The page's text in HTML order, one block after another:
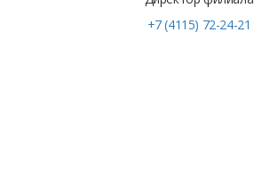
+7 (4115) 72-24-21